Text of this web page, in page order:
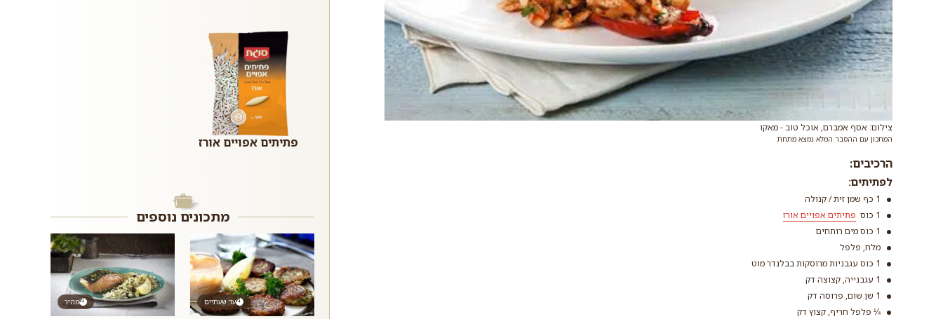
צילום: אסף אמברם, אוכל טוב - מאקו
המתכון עם ההסבר המלא נמצא מתחת
הרכיבים:
לפתיתים:
1 כף שמן זית / קנולה
1 כוס
פתיתים אפויים אורז
1 כוס מים רותחים
מלח, פלפל
1 כוס עגבניות מרוסקות בבלנדר מוט
1 עגבנייה, קצוצה דק
1 שן שום, פרוסה דק
¼ פלפל חריף, קצוץ דק
פתיתים אפויים אורז
מתכונים נוספים
עד שעתיים מהיר